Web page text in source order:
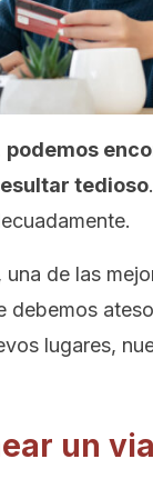
podemos
tedioso
de las
debemos
lugares,
un